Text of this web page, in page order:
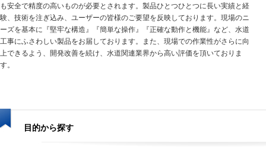
も安全で精度の高いものが必要とされます。製品ひとつひとつに長い実績と経
験、技術を注ぎ込み、ユーザーの皆様のご要望を反映しております。現場のニ
ーズを基本に『堅牢な構造』『簡単な操作』『正確な動作と機能』など、水道
工事にふさわしい製品をお届しております。また、現場での作業性がさらに向
上できるよう、開発改善を続け、水道関連業界から高い評価を頂いておりま
す。
目的から探す